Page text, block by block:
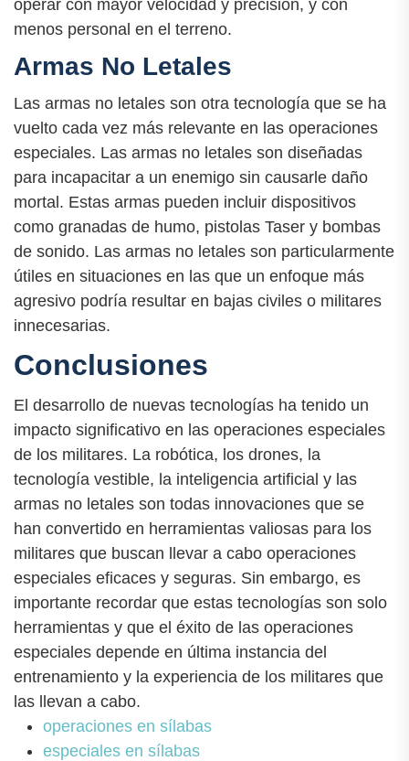
operar con mayor velocidad y precisión, y con
menos personal en el terreno.
Armas No Letales
Las armas no letales son otra tecnología que se ha
vuelto cada vez más relevante en las operaciones
especiales. Las armas no letales son diseñadas
para incapacitar a un enemigo sin causarle daño
mortal. Estas armas pueden incluir dispositivos
como granadas de humo, pistolas Taser y bombas
de sonido. Las armas no letales son particularmente
útiles en situaciones en las que un enfoque más
agresivo podría resultar en bajas civiles o militares
innecesarias.
Conclusiones
El desarrollo de nuevas tecnologías ha tenido un
impacto significativo en las operaciones especiales
de los militares. La robótica, los drones, la
tecnología vestible, la inteligencia artificial y las
armas no letales son todas innovaciones que se
han convertido en herramientas valiosas para los
militares que buscan llevar a cabo operaciones
especiales eficaces y seguras. Sin embargo, es
importante recordar que estas tecnologías son solo
herramientas y que el éxito de las operaciones
especiales depende en última instancia del
entrenamiento y la experiencia de los militares que
las llevan a cabo.
operaciones en sílabas
especiales en sílabas